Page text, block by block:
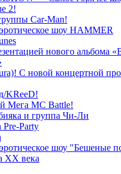
2!
Car-Man!
шоу HAMMER
нового альбома
С новой концертной
KReeD!
Мега МС Battle!
и группа Чи-Ли
Pre-Party
шоу "Бешеные
ХХ века